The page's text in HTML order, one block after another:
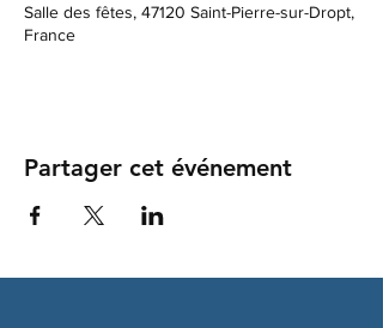
Salle des fêtes, 47120 Saint-Pierre-sur-Dropt,
France
Partager cet événement